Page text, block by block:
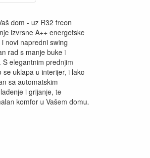
dom - uz R32 freon
izvrsne A++ energetske
novi napredni swing
rad s manje buke i
elegantnim prednjim
uklapa u interijer, i lako
sa automatskim
i grijanje, te
komfor u Vašem domu.